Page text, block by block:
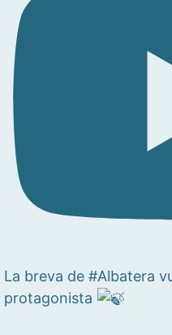
La breva de #Albatera
protagonista